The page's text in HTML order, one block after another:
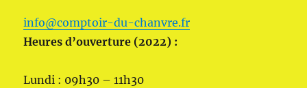
info@comptoir-du-chanvre.fr
Heures d’ouverture (2022) :
Lundi : 09h30 – 11h30